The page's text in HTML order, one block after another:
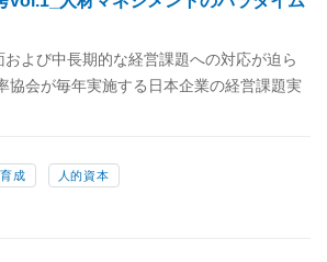
よび中長期的な経営課題への対応が迫ら
協会が毎年実施する日本企業の経営課題実
成 人的資本